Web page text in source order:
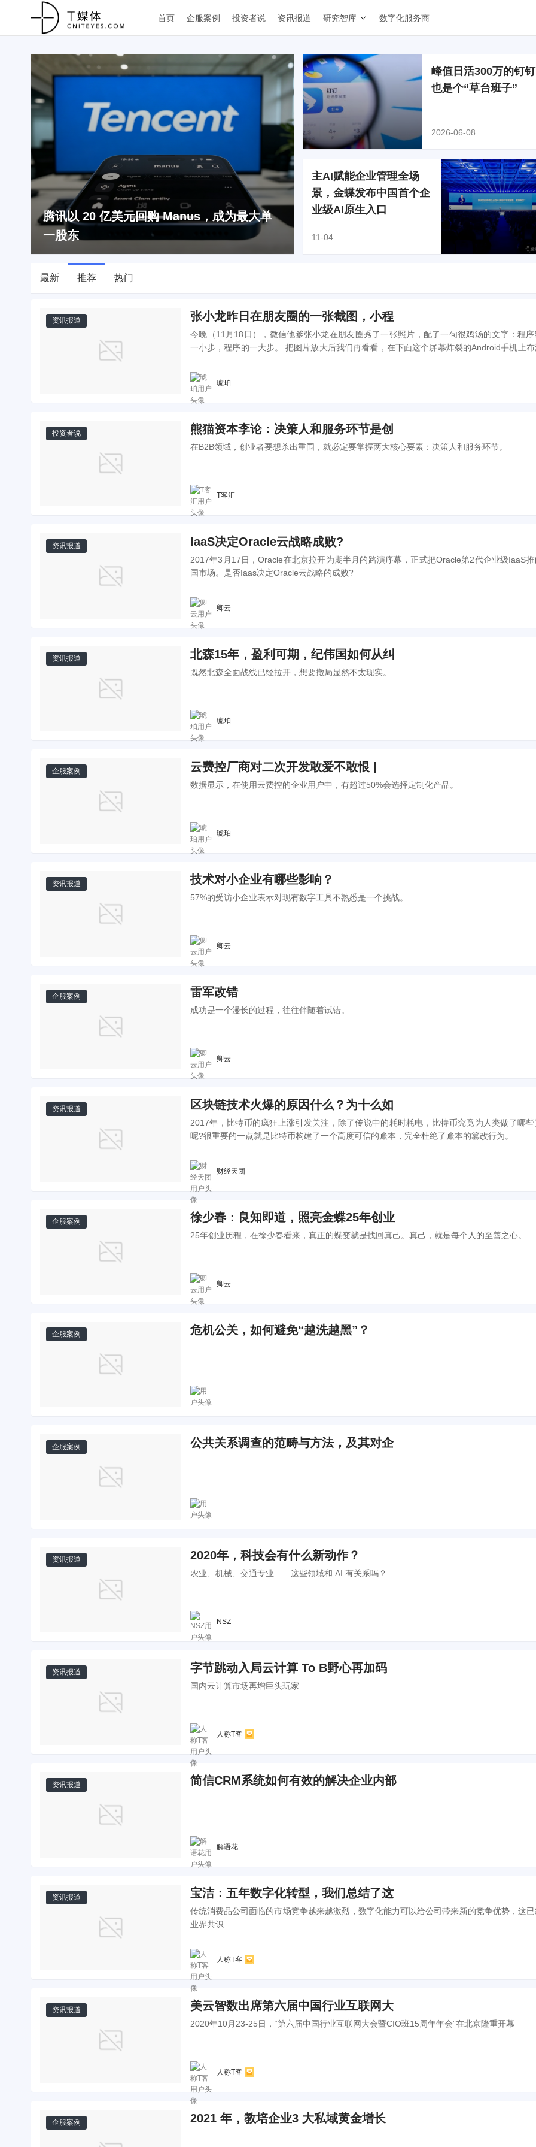
首页 企服案例 投资者说 资讯报道 研究智库 数字化服务商
腾讯以 20 亿美元回购 Manus，成为最大单
一股东
峰值日活300万的钉
也是个“草台班子”
2026-06-08
主AI赋能企业管理全场
景，金蝶发布中国首个企
业级AI原生入口
11-04
最新 推荐 热门
资讯报道 张小龙昨日在朋友圈的一张截图，小程
今晚（11月18日），微信他爹张小龙在朋友圈秀了一张照片，配了一句很鸡汤的文字：程
一小步，程序的一大步。 把图片放大后我们再看看，在下面这个屏幕炸裂的Android手机上布满了
琥珀
投资者说 熊猫资本李论：决策人和服务环节是创
在B2B领域，创业者要想杀出重围，就必定要掌握两大核心要素：决策人和服务环节。
T客汇
资讯报道 IaaS决定Oracle云战略成败?
2017年3月17日，Oracle在北京拉开为期半月的路演序幕，正式把Oracle第2代企业级IaaS
国市场。是否Iaas决定Oracle云战略的成败?
卿云
资讯报道 北森15年，盈利可期，纪伟国如何从纠
既然北森全面战线已经拉开，想要撤局显然不太现实。
琥珀
企服案例 云费控厂商对二次开发敢爱不敢恨 |
数据显示，在使用云费控的企业用户中，有超过50%会选择定制化产品。
琥珀
资讯报道 技术对小企业有哪些影响？
57%的受访小企业表示对现有数字工具不熟悉是一个挑战。
卿云
企服案例 雷军改错
成功是一个漫长的过程，往往伴随着试错。
卿云
资讯报道 区块链技术火爆的原因什么？为十么如
2017年，比特币的疯狂上涨引发关注，除了传说中的耗时耗电，比特币究竟为人类做了哪
呢?很重要的一点就是比特币构建了一个高度可信的账本，完全杜绝了账本的篡改行为。
财经天团
企服案例 徐少春：良知即道，照亮金蝶25年创业
25年创业历程，在徐少春看来，真正的蝶变就是找回真己。真己，就是每个人的至善之心。
卿云
企服案例 危机公关，如何避免“越洗越黑”？
企服案例 公共关系调查的范畴与方法，及其对企
资讯报道 2020年，科技会有什么新动作？
农业、机械、交通专业……这些领域和 AI 有关系吗？
NSZ
资讯报道 字节跳动入局云计算 To B野心再加码
国内云计算市场再增巨头玩家
人称T客
资讯报道 简信CRM系统如何有效的解决企业内部
解语花
资讯报道 宝洁：五年数字化转型，我们总结了这
传统消费品公司面临的市场竞争越来越激烈，数字化能力可以给公司带来新的竞争优势，这
业界共识
人称T客
资讯报道 美云智数出席第六届中国行业互联网大
2020年10月23-25日，“第六届中国行业互联网大会暨CIO班15周年年会”在北京隆重开幕
人称T客
企服案例 2021 年，教培企业3 大私域黄金增长